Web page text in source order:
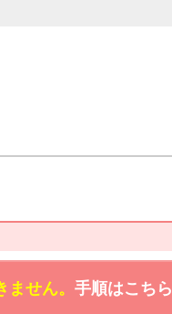
せん。 手順はこちら